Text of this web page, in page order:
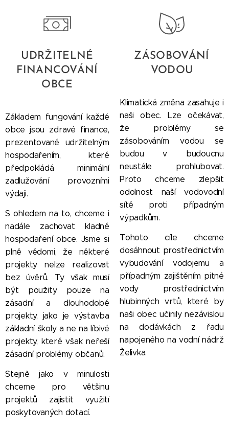
UDRŽITELNÉ
FINANCOVÁNÍ
OBCE
Základem fungování každé
obce jsou zdravé finance,
prezentované udržitelným
hospodařením, které
předpokládá minimální
zadlužování provozními
výdaji.
S ohledem na to, chceme i
nadále zachovat kladné
hospodaření obce. Jsme si
plně vědomi, že některé
projekty nelze realizovat
bez úvěrů. Ty však musí
být použity pouze na
zásadní a dlouhodobé
projekty, jako je výstavba
základní školy a ne na líbivé
projekty, které však neřeší
zásadní problémy občanů.
Stejně jako v minulosti
chceme pro většinu
projektů zajistit využití
poskytovaných dotací.
ZÁSOBOVÁNÍ
VODOU
Klimatická změna zasahuje i
naši obec. Lze očekávat,
že problémy se
zásobováním vodou se
budou v budoucnu
neustále prohlubovat.
Proto chceme zlepšit
odolnost naší vodovodní
sítě proti případným
výpadkům.
Tohoto cíle chceme
dosáhnout prostřednictvím
vybudování vodojemu a
případným zajištěním pitné
vody prostřednictvím
hlubinných vrtů, které by
naši obec učinily nezávislou
na dodávkách z řadu
napojeného na vodní nádrž
Želivka.